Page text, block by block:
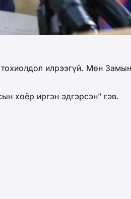
илрээгүй. Мөн
хоёр иргэн эдгэрсэн" гэв.